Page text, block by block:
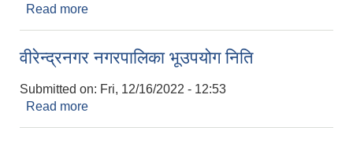
Read more
वीरेन्द्रनगर नगरपालिका भूउपयोग निति
Submitted on: Fri, 12/16/2022 - 12:53
Read more